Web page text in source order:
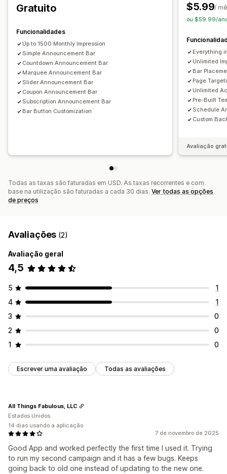
Emojis
Reatividade móvel
Gratuito
Funcionalidades
Up to 1500 Monthly Impression
Simple Announcement Bar
Countdown Announcement Bar
Marquee Announcement Bar
Slider Announcement Bar
Coupon Announcement Bar
Subscription Announcement Bar
Bar Button Customization
$5.99/
ou $59.99/
Everything
Unlimited
Bar
Page
Unlimited
Pre-Built
Schedule
Custom
Avaliação
Todas as taxas são faturadas em USD. As taxas recorrentes e com
base na utilização são faturadas a cada 30 dias. Ver todas as opções
de preços
Avaliações (2)
Avaliação geral
4,5
5
1
4
1
3
0
2
0
1
0
Escrever uma avaliação Todas as avaliações
7 de novembro de 2025
Good App and worked perfectly the first time I used it. Trying
to run my second campaign and it has a few bugs. Keeps
going back to old one instead of updating to the new one.
All Things Fabulous, LLC
Estados Unidos
14 dias usando a aplicação